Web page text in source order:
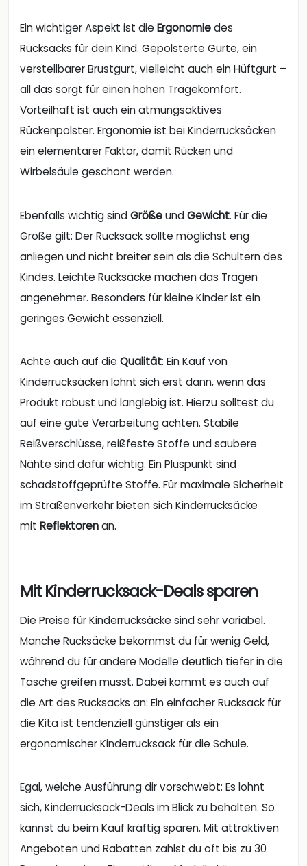
Ein wichtiger Aspekt ist die Ergonomiedes
Rucksacks für dein Kind. Gepolsterte Gurte, ein
verstellbarer Brustgurt, vielleicht auch ein Hüftgurt –
all das sorgt für einen hohen Tragekomfort.
Vorteilhaft ist auch ein atmungsaktives
Rückenpolster. Ergonomie ist bei Kinderrucksäcken
ein elementarer Faktor, damit Rücken und
Wirbelsäule geschont werden.
Ebenfalls wichtig sindGrößeundGewicht. Für die
Größe gilt: Der Rucksack sollte möglichst eng
anliegen und nicht breiter sein als die Schultern des
Kindes. Leichte Rucksäcke machen das Tragen
angenehmer. Besonders für kleine Kinder ist ein
geringes Gewicht essenziell.
Achte auch auf die Qualität: Ein Kauf von
Kinderrucksäcken lohnt sich erst dann, wenn das
Produkt robust und langlebig ist. Hierzu solltest du
auf eine gute Verarbeitung achten. Stabile
Reißverschlüsse, reißfeste Stoffe und saubere
Nähte sind dafür wichtig. Ein Pluspunkt sind
schadstoffgeprüfte Stoffe. Für maximale Sicherheit
im Straßenverkehr bieten sich Kinderrucksäcke
mit Reflektorenan.
Mit Kinderrucksack-Deals sparen
Die Preise für Kinderrucksäcke sind sehr variabel.
Manche Rucksäcke bekommst du für wenig Geld,
während du für andere Modelle deutlich tiefer in die
Tasche greifen musst. Dabei kommt es auch auf
die Art des Rucksacks an: Ein einfacher Rucksack für
die Kita ist tendenziell günstiger als ein
ergonomischer Kinderrucksack für die Schule.
Egal, welche Ausführung dir vorschwebt: Es lohnt
sich, Kinderrucksack-Deals im Blick zu behalten. So
kannst du beim Kauf kräftig sparen. Mit attraktiven
Angeboten und Rabatten zahlst du oft bis zu 30